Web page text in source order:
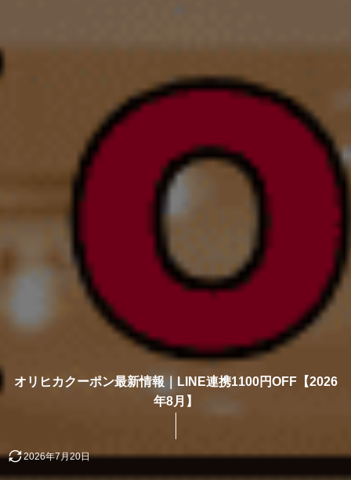
オリヒカクーポン最新情報｜LINE連携1100円OFF【2026
年8月】
2026年7月20日